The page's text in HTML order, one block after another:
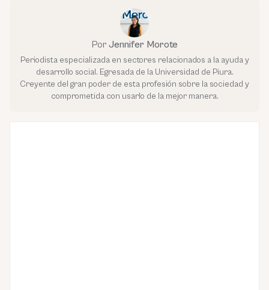
Por Jennifer Morote
Periodista especializada en sectores relacionados a la ayuda y
desarrollo social. Egresada de la Universidad de Piura.
Creyente del gran poder de esta profesión sobre la sociedad y
comprometida con usarlo de la mejor manera.